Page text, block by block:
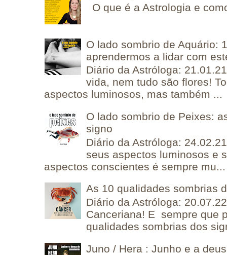
O que é a Astrologia e
O lado sombrio de Aquário:
aprendermos a lidar com
Diário da Astróloga:
vida, nem tudo são flores!
aspectos luminosos, mas também ...
O lado sombrio de Peixes:
signo
Diário da Astróloga:
seus aspectos luminosos e
aspectos conscientes é sempre mu...
As 10 qualidades sombrias
Diário da Astróloga:
Canceriana! E sempre que
qualidades sombrias dos
Juno / Hera : Junho e a